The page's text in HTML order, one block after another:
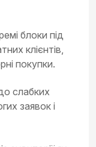
блоки під
клієнтів,
покупки.
слабких
заявок і